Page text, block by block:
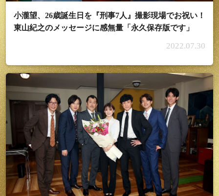
小瀧望、26歳誕生日を『刑事7人』撮影現場でお祝い！
東山紀之のメッセージに感無量「永久保存版です」
2022.07.30